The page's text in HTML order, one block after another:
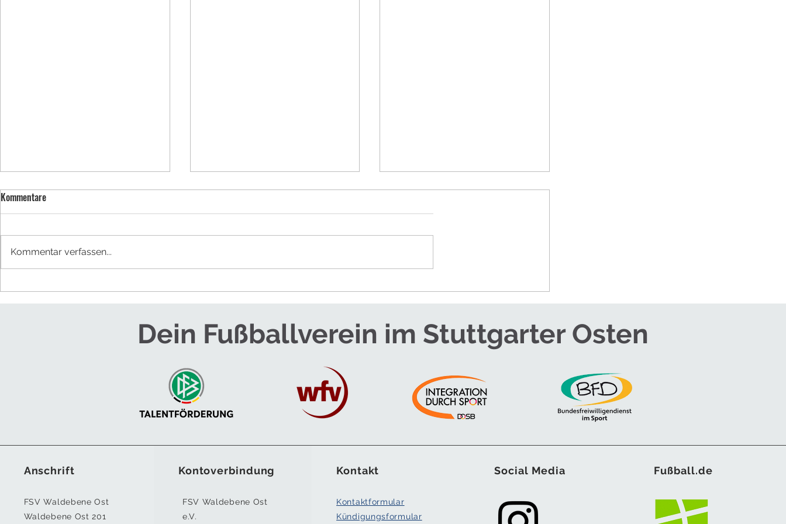
BUFDI werden
NEUES TRAINERTEAM FÜR DIE
HERREN
SOMMERCAMPS - JETZT
ANMELDEN!
Kommentare
Kommentar verfassen...
Dein Fußballverein im Stuttgarter Osten
Anschrift
FSV Waldebene Ost
Waldebene Ost 201
Kontoverbindung
FSV Waldebene Ost
e.V.
Kontakt
Kontaktformular
Kündigungsformular
Social Media Fußball.de